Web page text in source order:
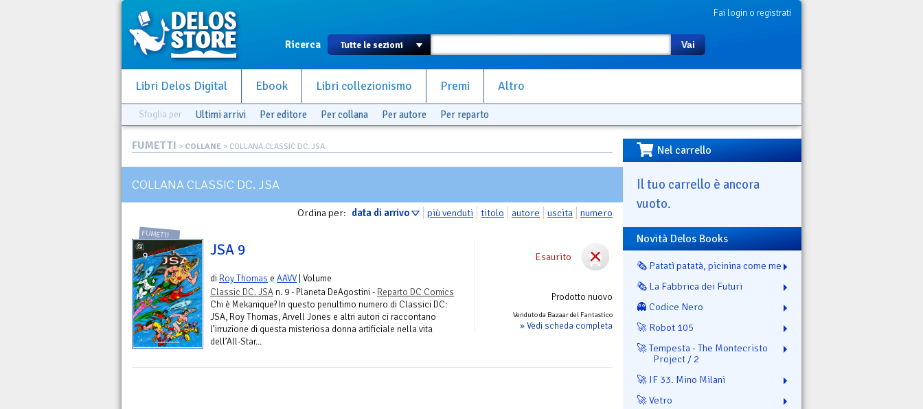
Fai login o registrati
Ricerca Vai
Libri Delos Digital Ebook Libri collezionismo Premi Altro
Sfoglia per Ultimi arrivi Per editore Per collana Per autore Per reparto
FUMETTI > COLLANE > COLLANA CLASSIC DC. JSA
COLLANA CLASSIC DC. JSA
Ordina per: data di arrivo più venduti titolo autore uscita numero
Esaurito
Prodotto nuovo
Venduto da Bazaar del Fantastico
» Vedi scheda completa
FUMETTI
JSA 9
di Roy Thomas e AAVV | Volume
Classic DC. JSA n. 9 - Planeta DeAgostini - Reparto DC Comics
Chi è Mekanique? In questo penultimo numero di Classici DC:
JSA, Roy Thomas, Arvell Jones e altri autori ci raccontano
l’irruzione di questa misteriosa donna artificiale nella vita
dell’All-Star...
Nel carrello
Il tuo carrello è ancora
vuoto.
Novità Delos Books
🗞️ Patatì patatà, picinina come me
🗞️ La Fabbrica dei Futuri
👻 Codice Nero
🚀 Robot 105
🚀 Tempesta - The Montecristo
Project / 2
🚀 IF 33. Mino Milani
🚀 Vetro